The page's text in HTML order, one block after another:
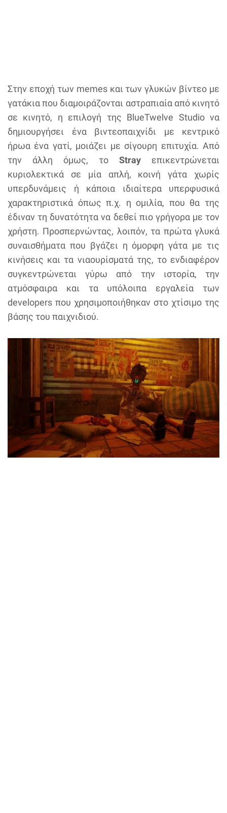
Στην εποχή των memes και των γλυκών βίντεο με
γατάκια που διαμοιράζονται αστραπιαία από κινητό
σε κινητό, η επιλογή της BlueTwelve Studio να
δημιουργήσει ένα βιντεοπαιχνίδι με κεντρικό
ήρωα ένα γατί, μοιάζει με σίγουρη επιτυχία. Από
την άλλη όμως, το Stray επικεντρώνεται
κυριολεκτικά σε μία απλή, κοινή γάτα χωρίς
υπερδυνάμεις ή κάποια ιδιαίτερα υπερφυσικά
χαρακτηριστικά όπως π.χ. η ομιλία, που θα της
έδιναν τη δυνατότητα να δεθεί πιο γρήγορα με τον
χρήστη. Προσπερνώντας, λοιπόν, τα πρώτα γλυκά
συναισθήματα που βγάζει η όμορφη γάτα με τις
κινήσεις και τα νιαουρίσματά της, το ενδιαφέρον
συγκεντρώνεται γύρω από την ιστορία, την
ατμόσφαιρα και τα υπόλοιπα εργαλεία των
developers που χρησιμοποιήθηκαν στο χτίσιμο της
βάσης του παιχνιδιού.